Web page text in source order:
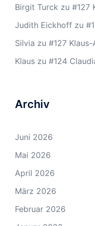
Birgit Turck zu #127
Judith Eickhoff zu
Silvia zu #127
Klaus zu #124
Archiv
Juni 2026
Mai 2026
April 2026
März 2026
Februar 2026